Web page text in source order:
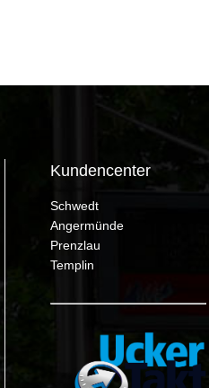
Kundencenter
Schwedt
Angermünde
Prenzlau
Templin